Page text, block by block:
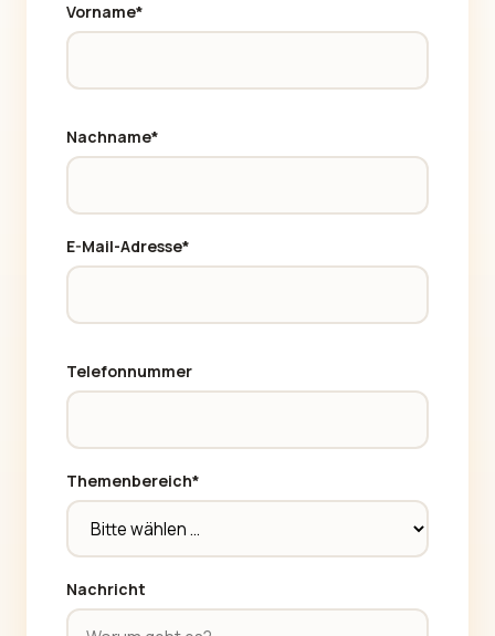
Vorname*
Nachname*
E-Mail-Adresse*
Telefonnummer
Themenbereich*
Nachricht